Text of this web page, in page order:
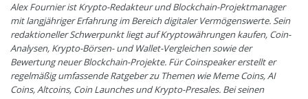
Alex Fournier ist Krypto-Redakteur und Blockchain-Projektmanager
mit langjähriger Erfahrung im Bereich digitaler Vermögenswerte. Sein
redaktioneller Schwerpunkt liegt auf Kryptowährungen kaufen, Coin-
Analysen, Krypto-Börsen- und Wallet-Vergleichen sowie der
Bewertung neuer Blockchain-Projekte. Für Coinspeaker erstellt er
regelmäßig umfassende Ratgeber zu Themen wie Meme Coins, AI
Coins, Altcoins, Coin Launches und Krypto-Presales. Bei seinen